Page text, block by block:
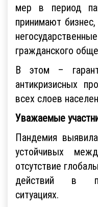
мер в период
принимают
гражданского
В этом –
антикризисных
всех слоев
Уважаемые
Пандемия
устойчивых
отсутствие
действий в
ситуациях.